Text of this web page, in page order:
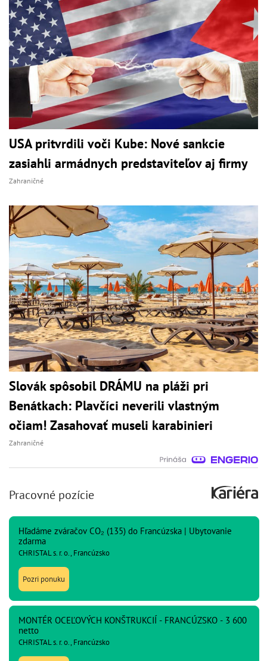
USA pritvrdili voči Kube: Nové sankcie
zasiahli armádnych predstaviteľov aj firmy
Zahraničné
Slovák spôsobil DRÁMU na pláži pri
Benátkach: Plavčíci neverili vlastným
očiam! Zasahovať museli karabinieri
Zahraničné
Pracovné pozície
Hľadáme zváračov CO₂ (135) do Francúzska | Ubytovanie
zdarma
CHRISTAL s. r. o., Francúzsko
Pozri ponuku
MONTÉR OCEĽOVÝCH KONŠTRUKCIÍ - FRANCÚZSKO - 3 600
netto
CHRISTAL s. r. o., Francúzsko